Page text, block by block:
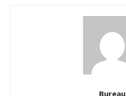
Bureau